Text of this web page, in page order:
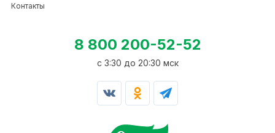
Контакты
8 800 200-52-52
c 3:30 до 20:30 мск